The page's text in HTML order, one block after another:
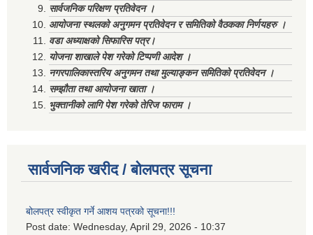
सार्वजनिक परिक्षण प्रतिवेदन ।
आयोजना स्थलको अनुगमन प्रतिवेदन र समितिको वैठकका निर्णयहरु ।
वडा अध्याक्षको सिफारिस पत्र।
योजना शाखाले पेश गरेको टिप्पणी आदेश ।
नगरपालिकास्तरिय अनुगमन तथा मुल्याङ्कन समितिको प्रतिवेदन ।
सम्झौता तथा आयोजना खाता ।
भुक्तानीको लागि पेश गरेको तेरिज फाराम ।
सार्वजनिक खरीद / बोलपत्र सूचना
बोलपत्र स्वीकृत गर्ने आशय पत्रको सूचना!!!
Post date: Wednesday, April 29, 2026 - 10:37